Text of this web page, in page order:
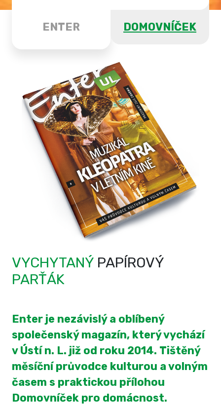
ENTER DOMOVNÍČEK
VYCHYTANÝ PAPÍROVÝ
PARŤÁK
Enter je nezávislý a oblíbený
společenský magazín, který vychází
v Ústí n. L. již od roku 2014. Tištěný
měsíční průvodce kulturou a volným
časem s praktickou přílohou
Domovníček pro domácnost.